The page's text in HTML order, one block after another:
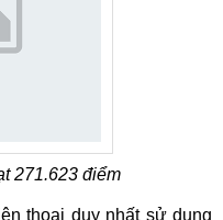
271.623 điểm
thoại duy nhất sử dụng